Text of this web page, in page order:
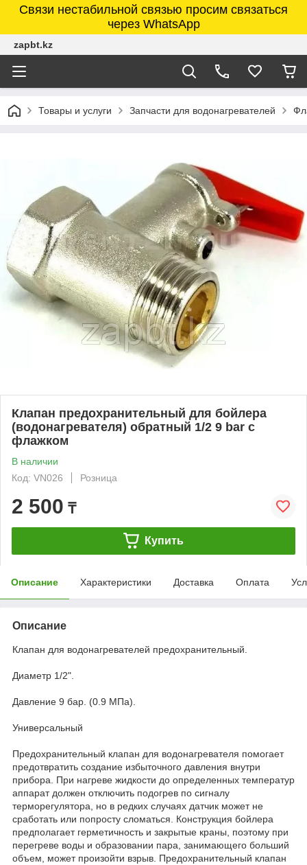
Связи нестабильной связью просим связаться
через WhatsApp
zapbt.kz
Товары и услуги Запчасти для водонагревателей
Клапан предохранительный для бойлера
(водонагревателя) обратный 1/2 9 bar с
флажком
В наличии
Код: VN026
Розница
2 500 ₸
Купить
Описание Характеристики Доставка Оплата
Описание
Клапан для водонагревателей предохранительный.
Диаметр 1/2".
Давление 9 бар. (0.9 МПа).
Универсальный
Предохранительный клапан для водонагревателя помогает
предотвратить создание избыточного давления внутри
прибора. При нагреве жидкости до определенных температур
аппарат должен отключить подогрев по сигналу
терморегулятора, но в редких случаях датчик может не
сработать или попросту сломаться. Конструкция бойлера
предполагает герметичность и закрытые краны, поэтому при
перегреве воды и образовании пара, занимающего больший
объем, может произойти взрыв. Предохранительный клапан